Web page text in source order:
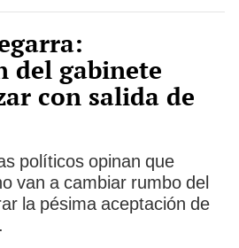
del gabinete
con salida de
políticos opinan que
van a cambiar rumbo del
la pésima aceptación de